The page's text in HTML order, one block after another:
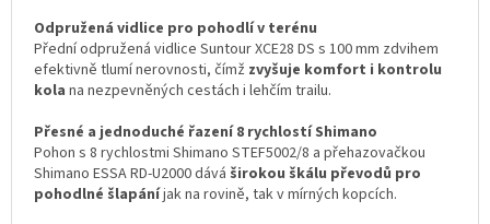
Odpružená vidlice pro pohodlí v terénu
Přední odpružená vidlice Suntour XCE28 DS s 100 mm zdvihem
efektivně tlumí nerovnosti, čímž zvyšuje komfort i kontrolu
kola na nezpevněných cestách i lehčím trailu.
Přesné a jednoduché řazení 8 rychlostí Shimano
Pohon s 8 rychlostmi Shimano STEF5002/8 a přehazovačkou
Shimano ESSA RD-U2000 dává širokou škálu převodů pro
pohodlné šlapáníjak na rovině, tak v mírných kopcích.